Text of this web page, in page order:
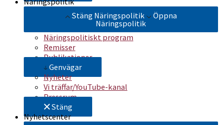
Stäng Näringspolitik
Öppna
Näringspolitik
Näringspolitiskt program
Remisser
Publikationer
Genvägar
Nyheter
Vi träffar/YouTube-kanal
Pressrum
Stäng
Nyhetscenter